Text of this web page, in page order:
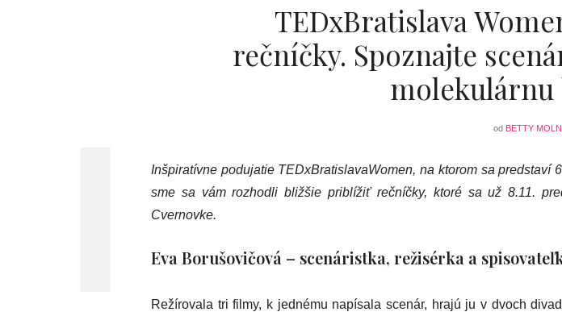
TEDxBratislava
rečníčky. Spoznajte
od BETTY
Inšpiratívne podujatie TEDxBratislavaWomen, na ktorom sa
sme sa vám rozhodli bližšie priblížiť rečníčky, ktoré sa už 8.11.
Cvernovke.
Eva Borušovičová – scenáristka, režisérka a
Režírovala tri filmy, k jednému napísala scenár, hrajú ju v dvoch